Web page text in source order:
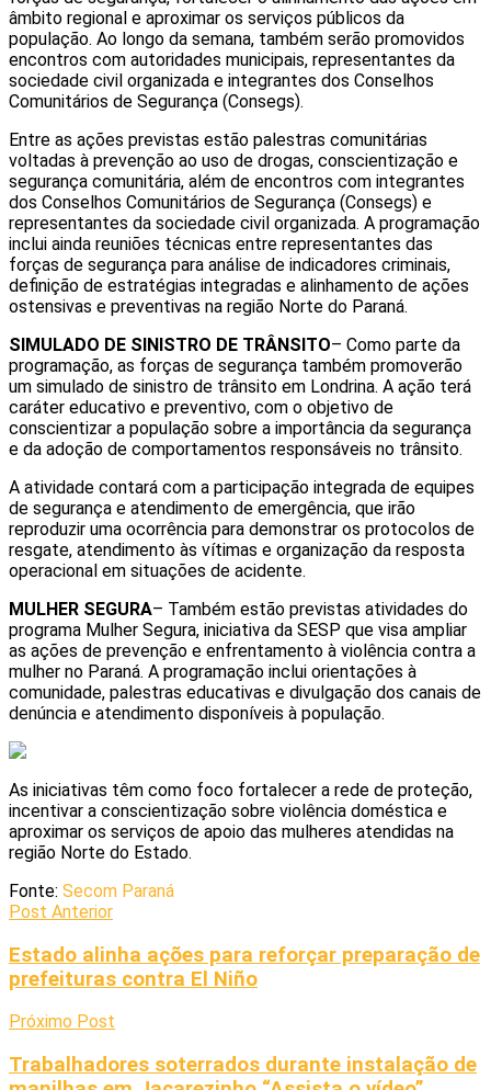
âmbito regional e aproximar os serviços públicos da
população. Ao longo da semana, também serão promovidos
encontros com autoridades municipais, representantes da
sociedade civil organizada e integrantes dos Conselhos
Comunitários de Segurança (Consegs).
Entre as ações previstas estão palestras comunitárias
voltadas à prevenção ao uso de drogas, conscientização e
segurança comunitária, além de encontros com integrantes
dos Conselhos Comunitários de Segurança (Consegs) e
representantes da sociedade civil organizada. A programação
inclui ainda reuniões técnicas entre representantes das
forças de segurança para análise de indicadores criminais,
definição de estratégias integradas e alinhamento de ações
ostensivas e preventivas na região Norte do Paraná.
SIMULADO DE SINISTRO DE TRÂNSITO– Como parte da
programação, as forças de segurança também promoverão
um simulado de sinistro de trânsito em Londrina. A ação terá
caráter educativo e preventivo, com o objetivo de
conscientizar a população sobre a importância da segurança
e da adoção de comportamentos responsáveis no trânsito.
A atividade contará com a participação integrada de equipes
de segurança e atendimento de emergência, que irão
reproduzir uma ocorrência para demonstrar os protocolos de
resgate, atendimento às vítimas e organização da resposta
operacional em situações de acidente.
MULHER SEGURA– Também estão previstas atividades do
programa Mulher Segura, iniciativa da SESP que visa ampliar
as ações de prevenção e enfrentamento à violência contra a
mulher no Paraná. A programação inclui orientações à
comunidade, palestras educativas e divulgação dos canais de
denúncia e atendimento disponíveis à população.
As iniciativas têm como foco fortalecer a rede de proteção,
incentivar a conscientização sobre violência doméstica e
aproximar os serviços de apoio das mulheres atendidas na
região Norte do Estado.
Fonte: Secom Paraná
Post Anterior
Estado alinha ações para reforçar preparação de
prefeituras contra El Niño
Próximo Post
Trabalhadores soterrados durante instalação de